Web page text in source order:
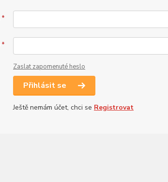
*
*
Zaslat zapomenuté heslo
Přihlásit se
Ještě nemám účet, chci se Registrovat